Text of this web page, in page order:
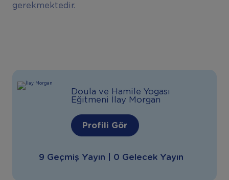
gerekmektedir.
Doula ve Hamile Yogası
Eğitmeni İlay Morgan
Profili Gör
9 Geçmiş Yayın | 0 Gelecek Yayın